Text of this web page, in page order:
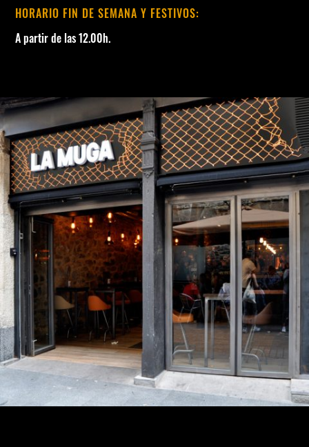
HORARIO FIN DE SEMANA Y FESTIVOS:
A partir de las 12.00h.